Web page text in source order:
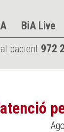
BiA Live
pacient 972